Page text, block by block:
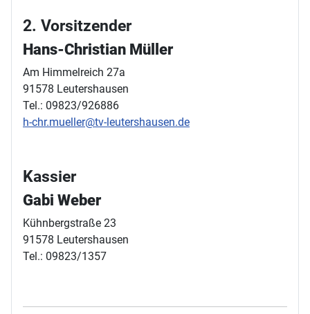
2. Vorsitzender
Hans-Christian Müller
Am Himmelreich 27a
91578 Leutershausen
Tel.: 09823/926886
h-chr.mueller@tv-leutershausen.de
Kassier
Gabi Weber
Kühnbergstraße 23
91578 Leutershausen
Tel.: 09823/1357